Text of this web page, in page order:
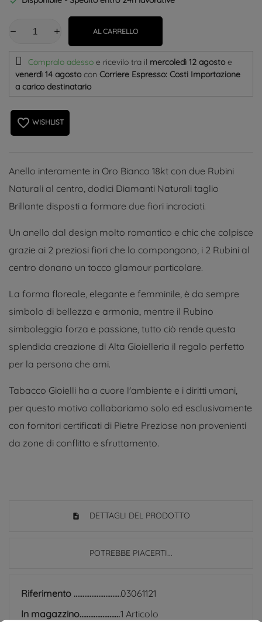
AL CARRELLO
Compralo adesso e ricevilo tra il mercoledì 12 agostoe
venerdì 14 agosto con Corriere Espresso: Costi Importazione
a carico destinatario
favorite_border WISHLIST
Anello interamente in Oro Bianco 18kt con due Rubini
Naturali al centro, dodici Diamanti Naturali taglio
Brillante disposti a formare due fiori incrociati.
Un anello dal design molto romantico e chic che colpisce
grazie ai 2 preziosi fiori che lo compongono, i 2 Rubini al
centro donano un tocco glamour particolare.
La forma floreale, elegante e femminile, è da sempre
simbolo di bellezza e armonia, mentre il Rubino
simboleggia forza e passione, tutto ciò rende questa
splendida creazione di Alta Gioielleria il regalo perfetto
per la persona che ami.
Tabacco Gioielli ha a cuore l'ambiente e i diritti umani,
per questo motivo collaboriamo solo ed esclusivamente
con fornitori certificati di Pietre Preziose non provenienti
da zone di conflitto e sfruttamento.
DETTAGLI DEL PRODOTTO
POTREBBE PIACERTI...
Riferimento
03061121
In magazzino
1 Articolo